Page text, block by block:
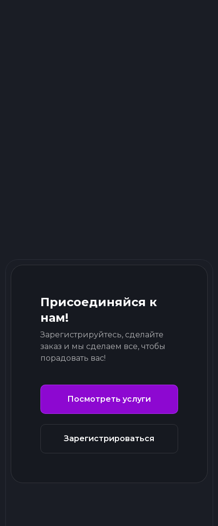
Присоединяйся к
нам!
Зарегистрируйтесь, сделайте
заказ и мы сделаем все, чтобы
порадовать вас!
Посмотреть услуги
Зарегистрироваться